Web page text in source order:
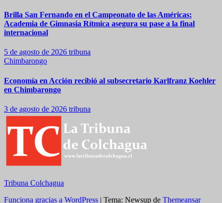
Brilla San Fernando en el Campeonato de las Américas:
Academia de Gimnasia Rítmica asegura su pase a la final
internacional
5 de agosto de 2026 tribuna
Chimbarongo
Economía en Acción recibió al subsecretario Karlfranz Koehler
en Chimbarongo
3 de agosto de 2026 tribuna
Tribuna Colchagua
Funciona gracias a WordPress | Tema: Newsup de Themeansar